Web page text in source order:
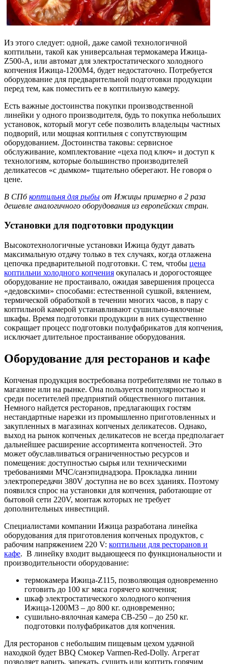
Из этого следует: одной, даже самой технологичной
коптильни, такой как универсальная термокамера Ижица-
Z500-A, или автомат для электростатического холодного
копчения Ижица-1200М4, будет недостаточно. Потребуется
оборудование для предварительной подготовки продукции
перед тем, как поместить ее в коптильную камеру.
Есть важные достоинства покупки производственной
линейки у одного производителя, будь то покупка небольших
установок, который могут себе позволить владельцы частных
подворий, или мощная коптильня с сопутствующим
оборудованием. Достоинства таковы: сервисное
обслуживание, комплектование «цеха под ключ» и доступ к
технологиям, которые большинство производителей
деликатесов «с дымком» тщательно оберегают. Не говоря о
цене.
В СПбкоптильня для рыбы от Ижицы примерно в 2 раза
дешевле аналогичного оборудования из европейских стран.
Установки для подготовки продукции
Высокотехнологичные установки Ижица будут давать
максимальную отдачу только в тех случаях, когда отлажена
цепочка предварительной подготовки. С тем, чтобы цена
коптильни холодного копчения окупалась и дорогостоящее
оборудование не простаивало, ожидая завершения процесса
«дедовскими» способами: естественной сушкой, вялением,
термической обработкой в течении многих часов, в пару с
коптильной камерой устанавливают сушильно-вялочные
шкафы. Время подготовки продукции в них существенно
сокращает процесс подготовки полуфабрикатов для копчения,
исключает длительное простаивание оборудования.
Оборудование для ресторанов и кафе
Копченая продукция востребована потребителями не только в
магазине или на рынке. Она пользуется популярностью и
среди посетителей предприятий общественного питания.
Немного найдется ресторанов, предлагающих гостям
нестандартные нарезки из промышленно приготовленных и
закупленных в магазинах копченых деликатесов. Однако,
выход на рынок копченых деликатесов не всегда предполагает
дальнейшее расширение ассортимента копченостей. Это
может обуславливаться ограниченностью ресурсов и
помещения: доступностью сырья или техническими
требованиями МЧС/санэпиднадзора. Прокладка линии
электропередачи 380V доступна не во всех зданиях. Поэтому
появился спрос на установки для копчения, работающие от
бытовой сети 220V, монтаж которых не требует
дополнительных инвестиций.
Специалистами компании Ижица разработана линейка
оборудования для приготовления копченых продуктов, с
рабочим напряжением 220 V: коптильни для ресторанов и
кафе. В линейку входит выдающееся по функциональности и
производительности оборудование:
термокамера Ижица-Z115, позволяющая одновременно
готовить до 100 кг мяса горячего копчения;
шкаф электростатического холодного копчения
Ижица-1200М3 – до 800 кг. одновременно;
сушильно-вялочная камера СВ-250 – до 250 кг.
подготовки полуфабрикатов для копчения.
Для ресторанов с небольшим пищевым цехом удачной
находкой будет BBQ Смокер Varmen-Red-Dolly. Агрегат
позволяет варить, запекать, сушить или коптить горячим